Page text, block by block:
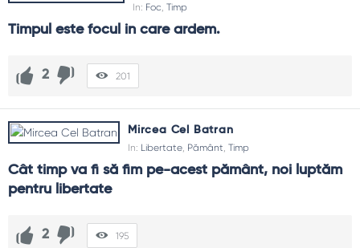
In: Foc Timp
Timpul este focul in care ardem.
2 201
Mircea Cel Batran
In: Libertate Pământ Timp
Cât timp va fi să fim pe-acest pământ, noi luptăm
pentru libertate
2 195